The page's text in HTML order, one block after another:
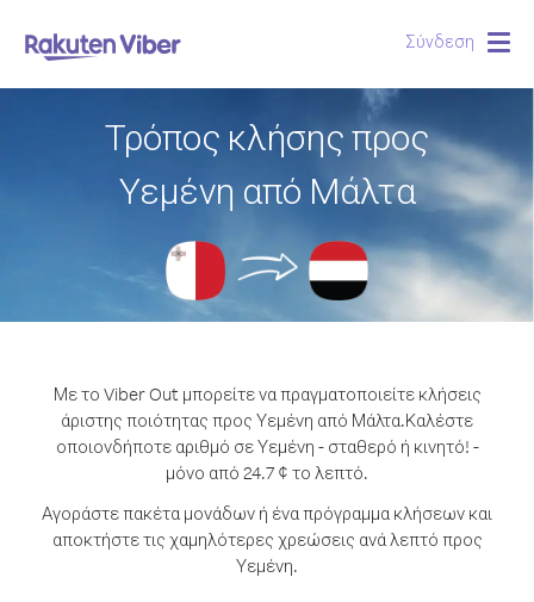
Σύνδεση
Τρόπος κλήσης προς
Υεμένη από Μάλτα
Με το Viber Out μπορείτε να πραγματοποιείτε κλήσεις
άριστης ποιότητας προς Υεμένη από Μάλτα.Καλέστε
οποιονδήποτε αριθμό σε Υεμένη - σταθερό ή κινητό! -
μόνο από 24.7 ¢ το λεπτό.
Αγοράστε πακέτα μονάδων ή ένα πρόγραμμα κλήσεων και
αποκτήστε τις χαμηλότερες χρεώσεις ανά λεπτό προς
Υεμένη.